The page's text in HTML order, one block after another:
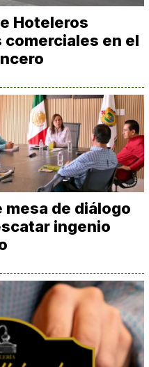
Hoteleros
en el
mesa de diálogo
ingenio